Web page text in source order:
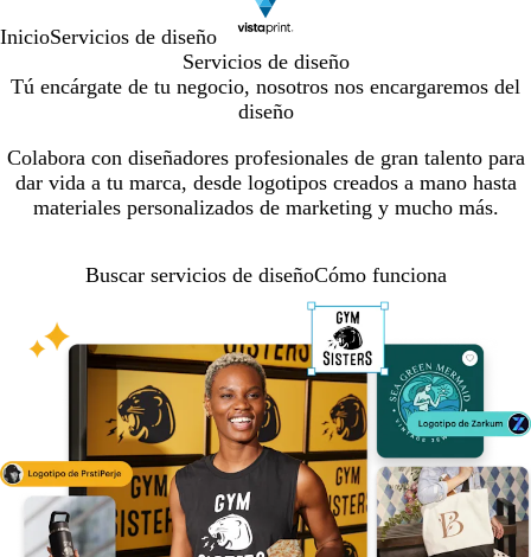
InicioServicios de diseño
Servicios de diseño
Tú encárgate de tu negocio, nosotros nos encargaremos del
diseño
Colabora con diseñadores profesionales de gran talento para
dar vida a tu marca, desde logotipos creados a mano hasta
materiales personalizados de marketing y mucho más.
Buscar servicios de diseñoCómo funciona